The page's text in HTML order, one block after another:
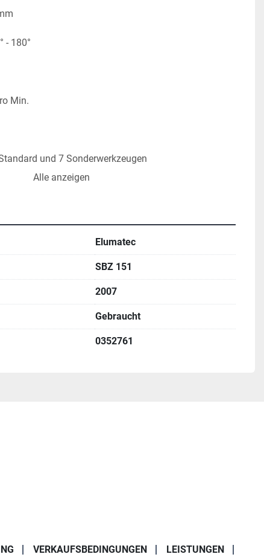
- 180°
Min.
und 7 Sonderwerkzeugen
Verschiebung
Alle anzeigen
Elumatec
SBZ 151
2007
Gebraucht
0352761
VERKAUFSBEDINGUNGEN
LEISTUNGEN